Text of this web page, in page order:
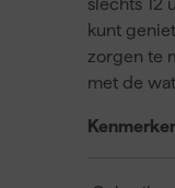
slechts 12
kunt
zorgen te
met de